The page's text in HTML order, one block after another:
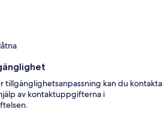
tillgänglighetsanpassning kan du kontakta
av kontaktuppgifterna i